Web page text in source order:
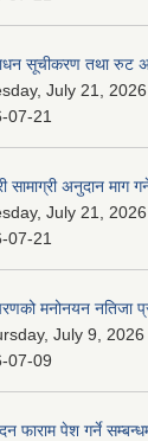
सूचीकरण तथा रुट
July 21,
07-21
अनुदान माग
July 21,
07-21
चरणको मनोनयन नतिजा
July 9,
07-09
फाराम पेश गर्ने